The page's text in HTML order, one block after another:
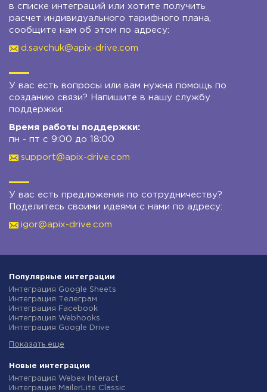
в списке интеграций или хотите получить
расчет индивидуального тарифного плана,
сообщите нам об этом по адресу:
d.savchuk@apix-drive.com
У вас есть вопросы или вам нужна помощь по
созданию связи? Напишите в нашу службу
поддержки:
Время работы поддержки:
пн - пт с 9:00 до 18:00
support@apix-drive.com
У вас есть предложения по сотрудничеству?
Поделитесь своими идеями с нами по адресу:
igor@apix-drive.com
Популярные интеграции
Интеграция Google Sheets
Интеграция Телеграм
Интеграция Facebook
Интеграция Webhooks
Интеграция Google Drive
Интеграция Gmail
Интеграция Новая Почта
Интеграция Binotel
Интеграция OpenAI (ChatGPT)
Показать еще
Новые интеграции
Интеграция Webex Interact
Интеграция MailerLite Classic